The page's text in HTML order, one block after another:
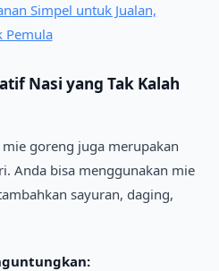
Simpel untuk Jualan,
Pemula
Nasi yang Tak Kalah
goreng juga merupakan
Anda bisa menggunakan mie
sayuran, daging,